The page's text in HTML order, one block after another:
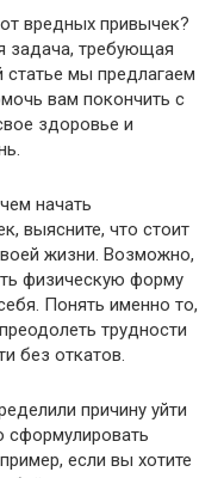
вредных привычек?
задача, требующая
статье мы предлагаем
вам покончить с
здоровье и
начать
выясните, что стоит
жизни. Возможно,
физическую форму
Понять именно то,
трудности
без откатов.
причину уйти
сформулировать
если вы хотите